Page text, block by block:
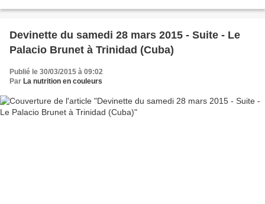
Devinette du samedi 28 mars 2015 - Suite - Le
Palacio Brunet à Trinidad (Cuba)
Publié le 30/03/2015 à 09:02
Par La nutrition en couleurs